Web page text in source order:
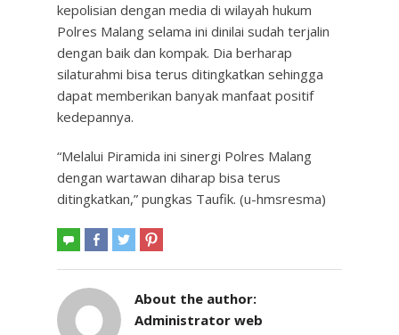
kepolisian dengan media di wilayah hukum
Polres Malang selama ini dinilai sudah terjalin
dengan baik dan kompak. Dia berharap
silaturahmi bisa terus ditingkatkan sehingga
dapat memberikan banyak manfaat positif
kedepannya.
“Melalui Piramida ini sinergi Polres Malang
dengan wartawan diharap bisa terus
ditingkatkan,” pungkas Taufik. (u-hmsresma)
About the author:
Administrator web